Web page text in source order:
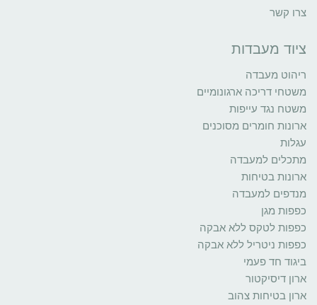
צרו קשר
ציוד מעבדות
ריהוט מעבדה
משטחי דריכה ארגונומיים
משטח נגד עייפות
ארונות חומרים מסוכנים
עגלות
מתכלים למעבדה
ארונות בטיחות
מנדפים למעבדה
כפפות מגן
כפפות לטקס ללא אבקה
כפפות ניטריל ללא אבקה
ביגוד חד פעמי
ארון דיסיקטור
ארון בטיחות צהוב